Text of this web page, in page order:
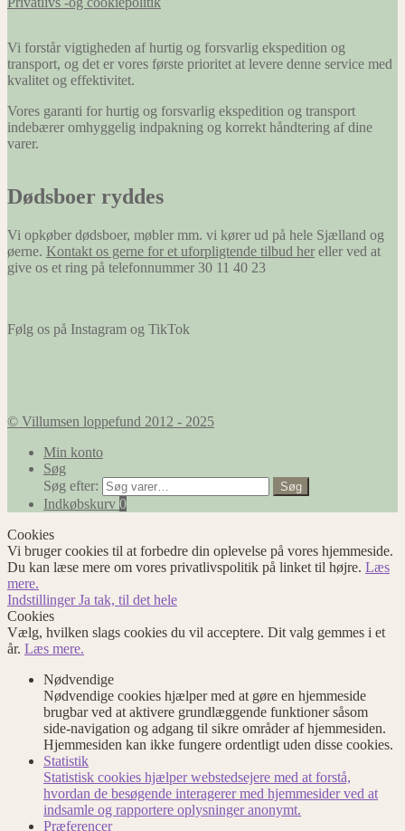
Vi forstår vigtigheden af hurtig og forsvarlig ekspedition og
transport, og det er vores første prioritet at levere denne service med
kvalitet og effektivitet.
Vores garanti for hurtig og forsvarlig ekspedition og transport
indebærer omhyggelig indpakning og korrekt håndtering af dine
varer.
Dødsboer ryddes
Vi opkøber dødsboer, møbler mm. vi kører ud på hele Sjælland og
øerne. Kontakt os gerne for et uforpligtende tilbud her eller ved at
give os et ring på telefonnummer 30 11 40 23
Følg os på Instagram og TikTok
© Villumsen loppefund 2012 - 2025
Min konto
Søg
Søg efter:
Søg
Indkøbskurv 0
Cookies
Vi bruger cookies til at forbedre din oplevelse på vores hjemmeside.
Du kan læse mere om vores privatlivspolitik på linket til højre. Læs
mere.
IndstillingerJa tak, til det hele
Cookies
Vælg, hvilken slags cookies du vil acceptere. Dit valg gemmes i et
år. Læs mere.
Nødvendige
Nødvendige cookies hjælper med at gøre en hjemmeside
brugbar ved at aktivere grundlæggende funktioner såsom
side-navigation og adgang til sikre områder af hjemmesiden.
Hjemmesiden kan ikke fungere ordentligt uden disse cookies.
Statistik
Statistisk cookies hjælper webstedsejere med at forstå,
hvordan de besøgende interagerer med hjemmesider ved at
indsamle og rapportere oplysninger anonymt.
Præferencer